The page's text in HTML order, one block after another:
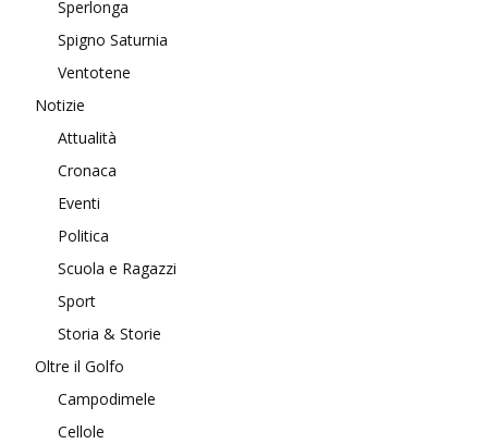
Sperlonga
Spigno Saturnia
Ventotene
Notizie
Attualità
Cronaca
Eventi
Politica
Scuola e Ragazzi
Sport
Storia & Storie
Oltre il Golfo
Campodimele
Cellole